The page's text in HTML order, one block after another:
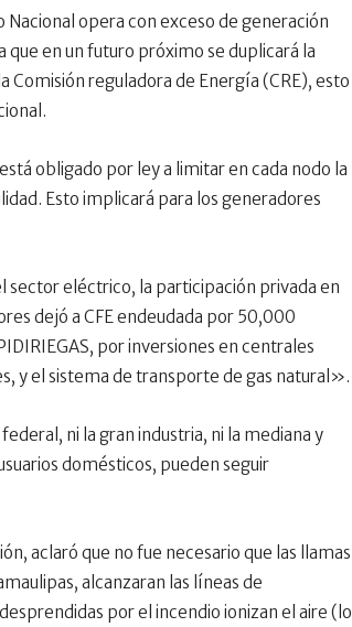
opera con exceso de generación
en un futuro próximo se duplicará la
reguladora de Energía (CRE), esto
obligado por ley a limitar en cada nodo la
Esto implicará para los generadores
eléctrico, la participación privada en
dejó a CFE endeudada por 50,000
por inversiones en centrales
y el sistema de transporte de gas natural».
ni la gran industria, ni la mediana y
domésticos, pueden seguir
aclaró que no fue necesario que las llamas
alcanzaran las líneas de
por el incendio ionizan el aire (lo